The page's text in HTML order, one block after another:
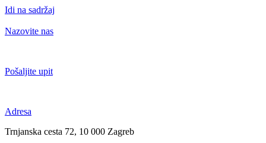
Idi na sadržaj
Nazovite nas
Pošaljite upit
Adresa
Trnjanska cesta 72, 10 000 Zagreb